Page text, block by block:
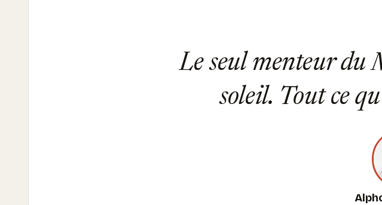
Le seul menteur du
soleil. Tout ce